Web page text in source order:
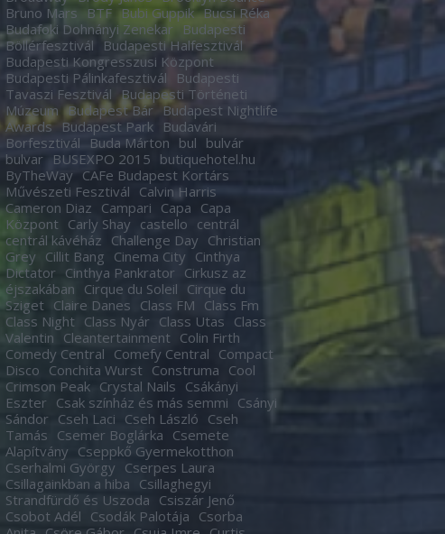
Bruno Mars
BTF Bubi Guppik Bucsi Réka
Budafoki Dohnányi Zenekar
Budapesti
Böllérfesztivál
Budapesti Halfesztivál
Budapesti Kongresszusi Központ
Budapesti Pálinkafesztivál
Budapesti
Tavaszi Fesztivál Budapesti Történeti
Múzeum Budapest Bár Budapest Nightlife
Awards Budapest Park Budavári
Borfesztivál
Buda Márton bul bulvár
bulvar
BUSEXPO 2015 butiquehotel.hu
ByTheWay CAFe Budapest Kortárs
Művészeti Fesztivál Calvin Harris
Cameron Diaz Campari Capa Capa
Központ Carly Shay castello centrál
centrál kávéház Challenge Day Christian
Grey Cillit Bang Cinema City Cinthya
Dictator Cinthya Pankrator Cirkusz az
éjszakában Cirque du Soleil Cirque du
Sziget Claire Danes Class FM Class Fm
Class Night Class Nyár Class Utas Class
Valentin Cleantertainment Colin Firth
Comedy Central Comefy Central Compact
Disco Conchita Wurst Construma Cool
Crimson Peak Crystal Nails Csákányi
Eszter Csak színház és más semmi Csányi
Sándor Cseh Laci Cseh László Cseh
Tamás Csemer Boglárka Csemete
Alapítvány Cseppkő Gyermekotthon
Cserhalmi György Cserpes Laura
Csillagainkban a hiba Csillaghegyi
Strandfürdő és Uszoda Csiszár Jenő
Csobot Adél Csodák Palotája Csorba